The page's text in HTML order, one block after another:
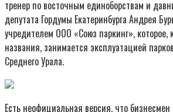
тренер по восточным единоборствам и
депутата Гордумы Екатеринбурга Андрея
учредителем ООО «Союз паркинг», которое,
названия, занимается эксплуатацией
Среднего Урала.
Есть неофициальная версия, что